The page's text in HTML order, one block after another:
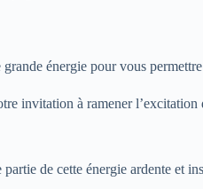
énergie pour vous
à ramener l’excitation
de cette énergie ardente et